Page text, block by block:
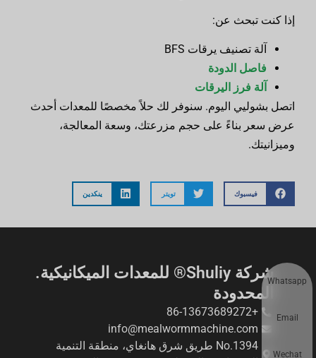
إذا كنت تبحث عن:
آلة تصنيف يرقات BFS
فاصل الدودة
آلة فرز اليرقات
اتصل بشوليي اليوم. سنوفر لك حلاً مخصصًا للمعدات أحدث
عرض سعر بناءً على حجم مزرعتك، وسعة المعالجة،
وميزانيتك.
فيسبوك تويتر ينكدين
شركة Shuliy® للمعدات الميكانيكية.
المحدودة
+86-13673689272
info@mealwormmachine.com
No.1394 طريق شرق هانغاي، منطقة التنمية
Whatsapp
Email
Wechat